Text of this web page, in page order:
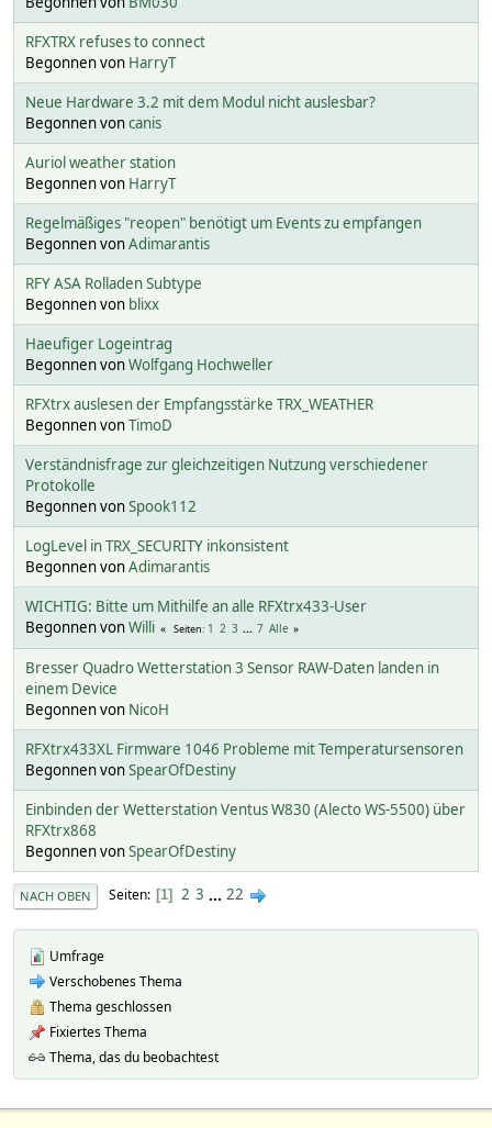
RFXTRX refuses to connect
Begonnen von HarryT
Neue Hardware 3.2 mit dem Modul nicht auslesbar?
Begonnen voncanis
Auriol weather station
Begonnen von HarryT
Regelmäßiges "reopen" benötigt um Events zu empfangen
Begonnen vonAdimarantis
RFY ASA Rolladen Subtype
Begonnen von blixx
Haeufiger Logeintrag
Begonnen vonWolfgang Hochweller
RFXtrx auslesen der Empfangsstärke TRX_WEATHER
Begonnen vonTimoD
Verständnisfrage zur gleichzeitigen Nutzung verschiedener
Protokolle
Begonnen vonSpook112
LogLevel in TRX_SECURITY inkonsistent
Begonnen vonAdimarantis
WICHTIG: Bitte um Mithilfe an alle RFXtrx433-User
Begonnen vonWilli Seiten 1 2 3 ... 7 Alle
Bresser Quadro Wetterstation 3 Sensor RAW-Daten landen in
einem Device
Begonnen von NicoH
RFXtrx433XL Firmware 1046 Probleme mit Temperatursensoren
Begonnen vonSpearOfDestiny
Einbinden der Wetterstation Ventus W830 (Alecto WS-5500) über
RFXtrx868
Begonnen vonSpearOfDestiny
NACH OBEN Seiten 1 2 3 ... 22
Umfrage
Verschobenes Thema
Thema geschlossen
Fixiertes Thema
Thema, das du beobachtest